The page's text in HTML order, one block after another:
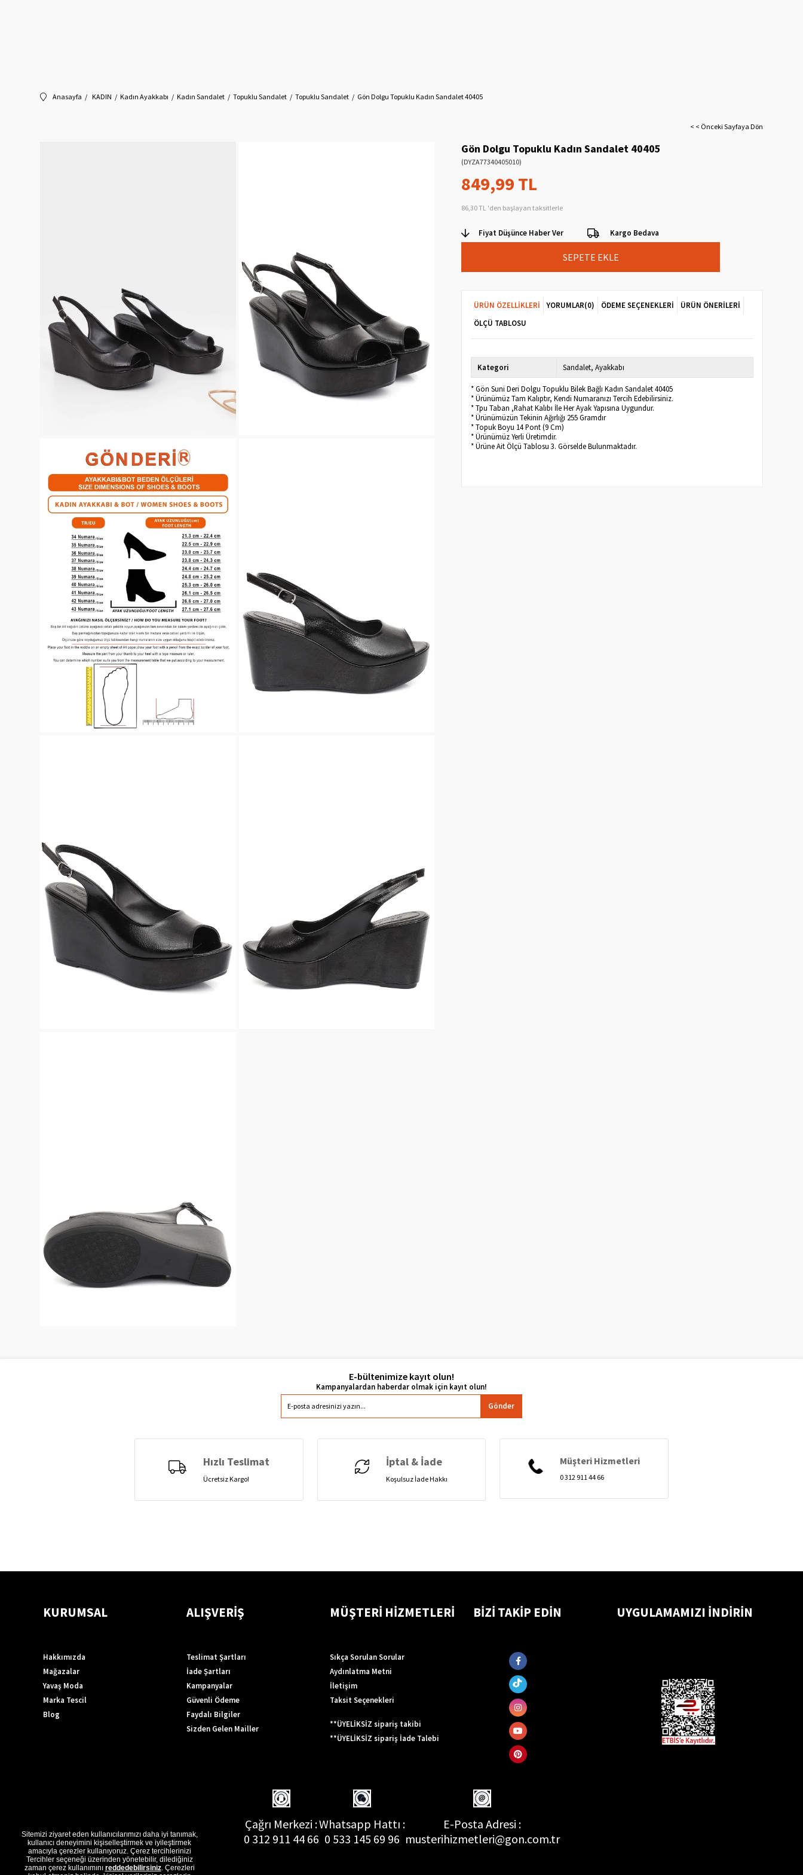
Anasayfa KADIN Kadın Ayakkabı Kadın Sandalet Topuklu Sandalet Topuklu Sandalet Gön Dolgu Topuklu Kadın Sandalet 40405
< < Önceki Sayfaya Dön
Gön Dolgu Topuklu Kadın Sandalet 40405
(DYZA77340405010)
849,99 TL
86,30 TL 'den başlayan taksitlerle
Fiyat Düşünce Haber Ver Kargo Bedava
ÜRÜN ÖZELLIKLERI YORUMLAR(0) ÖDEME SEÇENEKLERI
ÜRÜN ÖNERILERI
ÖLÇÜ TABLOSU
Kategori Sandalet Ayakkabı
* Gön Suni Deri Dolgu Topuklu Bilek Bağlı Kadın Sandalet 40405
* Ürünümüz Tam Kalıptır, Kendi Numaranızı Tercih Edebilirsiniz.
* Tpu Taban ,Rahat Kalıbı İle Her Ayak Yapısına Uygundur.
* Ürünümüzün Tekinin Ağırlığı 255 Gramdır
* Topuk Boyu 14 Pont (9 Cm)
* Ürünümüz Yerli Üretimdir.
* Ürüne Ait Ölçü Tablosu 3. Görselde Bulunmaktadır.
E-bültenimize kayıt olun!
Gönder
Hızlı Teslimat
Ücretsiz Kargo!
İptal & İade
Koşulsuz İade Hakkı
Müşteri Hizmetleri
0 312 911 44 66
KURUMSAL
Hakkımızda
Mağazalar
Yavaş Moda
Marka Tescil
Blog
ALIŞVERİŞ
Teslimat Şartları
İade Şartları
Kampanyalar
Güvenli Ödeme
Faydalı Bilgiler
Sizden Gelen Mailler
MÜŞTERİ HİZMETLERİ
Sıkça Sorulan Sorular
Aydınlatma Metni
İletişim
Taksit Seçenekleri
**ÜYELİKSİZ sipariş takibi
**ÜYELİKSİZ sipariş İade Talebi
BİZİ TAKİP EDİN UYGULAMAMIZI İNDİRİN
Çağrı Merkezi :
0 312 911 44 66
Whatsapp Hattı :
0 533 145 69 96
E-Posta Adresi :
musterihizmetleri@gon.com.tr
Sitemizi ziyaret eden kullanıcılarımızı daha iyi tanımak,
kullanıcı deneyimini kişiselleştirmek ve iyileştirmek
amacıyla çerezler kullanıyoruz. Çerez tercihlerinizi
Tercihler seçeneği üzerinden yönetebilir, dilediğiniz
zaman çerez kullanımını reddedebilirsiniz. Çerezleri